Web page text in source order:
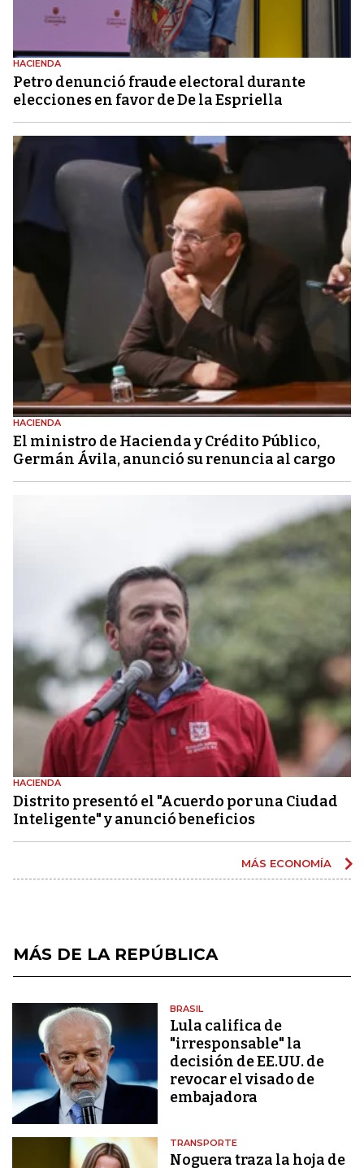
HACIENDA
Petro denunció fraude electoral durante
elecciones en favor de De la Espriella
HACIENDA
El ministro de Hacienda y Crédito Público,
Germán Ávila, anunció su renuncia al cargo
HACIENDA
Distrito presentó el "Acuerdo por una Ciudad
Inteligente" y anunció beneficios
MÁS ECONOMÍA
MÁS DE LA REPÚBLICA
BRASIL
Lula califica de
"irresponsable" la
decisión de EE.UU. de
revocar el visado de
embajadora
TRANSPORTE
Noguera traza la hoja de